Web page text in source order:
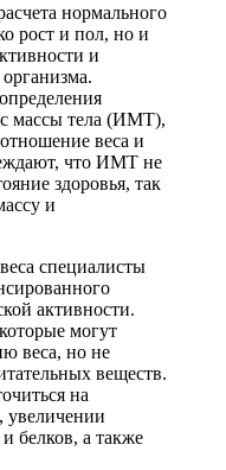
нормального
рост и пол, но и
и
массы тела (ИМТ),
веса и
что ИМТ не
здоровья, так
и
специалисты
активности.
могут
веса, но не
веществ.
на
увеличении
белков, а также